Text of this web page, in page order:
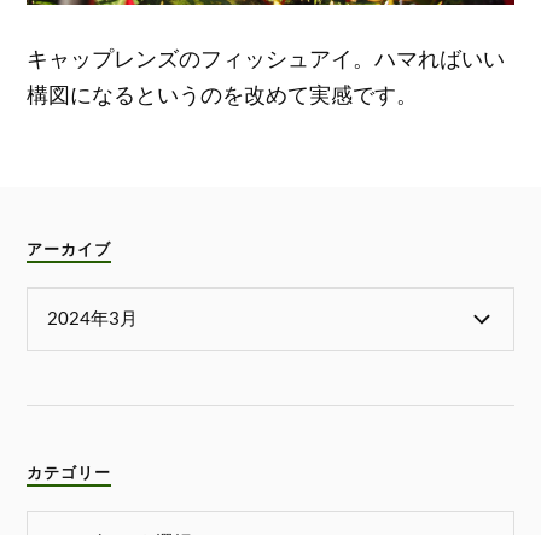
キャップレンズのフィッシュアイ。ハマればいい
構図になるというのを改めて実感です。
アーカイブ
カテゴリー